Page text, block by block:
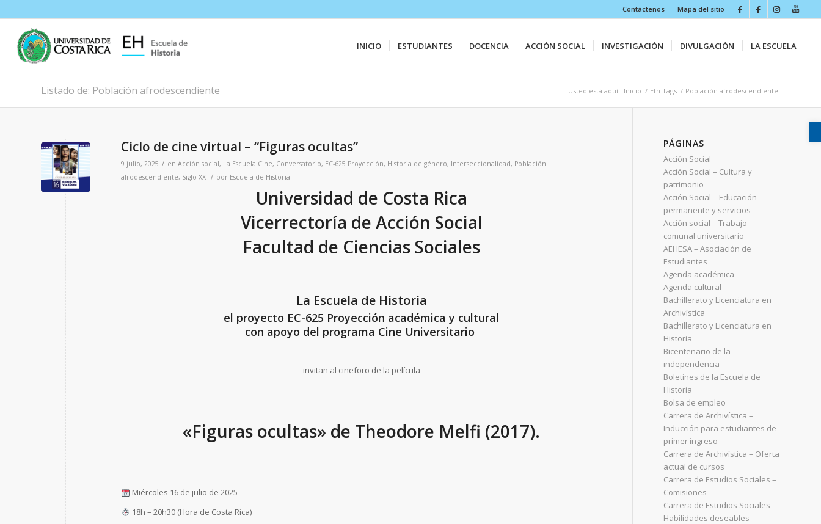
Contáctenos Mapa del sitio
INICIO ESTUDIANTES DOCENCIA ACCIÓN SOCIAL INVESTIGACIÓN DIVULGACIÓN LA ESCUELA
Listado de: Población afrodescendiente Usted está aquí: Inicio / Etn Tags / Población afrodescendiente
Ciclo de cine virtual – “Figuras ocultas”
9 julio, 2025 / en Acción social, La Escuela Cine, Conversatorio, EC-625 Proyección, Historia de género, Interseccionalidad, Población
afrodescendiente, Siglo XX / por Escuela de Historia
Universidad de Costa Rica
Vicerrectoría de Acción Social
Facultad de Ciencias Sociales
La Escuela de Historia
el proyecto EC-625 Proyección académica y cultural
con apoyo del programa Cine Universitario
invitan al cineforo de la película
«Figuras ocultas» de Theodore Melfi (2017).
Miércoles 16 de julio de 2025
18h – 20h30 (Hora de Costa Rica)
PÁGINAS
Acción Social
Acción Social – Cultura y
patrimonio
Acción Social – Educación
permanente y servicios
Acción social – Trabajo
comunal universitario
AEHESA – Asociación de
Estudiantes
Agenda académica
Agenda cultural
Bachillerato y Licenciatura en
Archivística
Bachillerato y Licenciatura en
Historia
Bicentenario de la
independencia
Boletines de la Escuela de
Historia
Bolsa de empleo
Carrera de Archivística –
Inducción para estudiantes de
primer ingreso
Carrera de Archivística – Oferta
actual de cursos
Carrera de Estudios Sociales –
Comisiones
Carrera de Estudios Sociales –
Habilidades deseables